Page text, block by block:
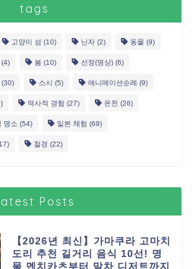
tags
고양이 섬 (10) 닌자 (2) 동물 (9)
(4) 봄 (10) 선정(명상) (6)
(30) 스시 (5) 애니메이션순례 (9)
역사적 경험 (27) 온천 (26)
명소 (54) 일본 체험 (69)
절경 (22)
Posts
【2026년 최신】가마쿠라 고마치
도리 추천 길거리 음식 10선! 명
물 멘치카츠부터 말차 디저트까지